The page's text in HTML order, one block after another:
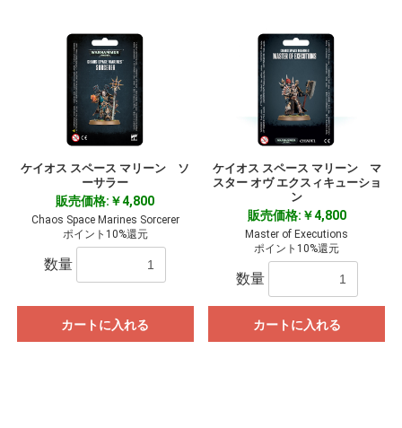
ケイオス スペース マリーン ソ
ーサラー
販売価格:￥4,800
Chaos Space Marines Sorcerer
ポイント10%還元
数量
カートに入れる
ケイオス スペース マリーン マ
スター オヴ エクスィキューショ
ン
販売価格:￥4,800
Master of Executions
ポイント10%還元
数量
カートに入れる